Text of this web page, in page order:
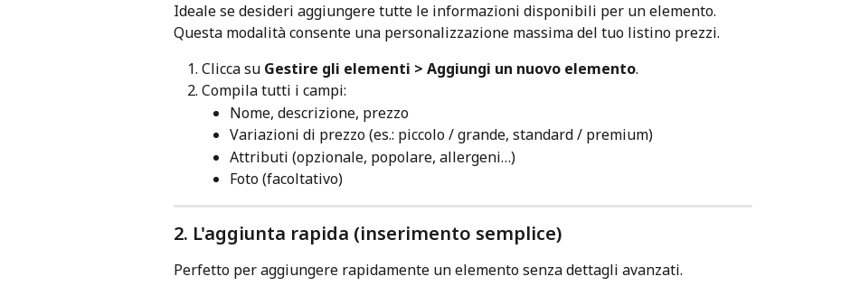
Ideale se desideri aggiungere tutte le informazioni disponibili per un elemento.
Questa modalità consente una personalizzazione massima del tuo listino prezzi.
Clicca su Gestire gli elementi > Aggiungi un nuovo elemento.
Compila tutti i campi:
Nome, descrizione, prezzo
Variazioni di prezzo (es.: piccolo / grande, standard / premium)
Attributi (opzionale, popolare, allergeni…)
Foto (facoltativo)
2. L'aggiunta rapida (inserimento semplice)
Perfetto per aggiungere rapidamente un elemento senza dettagli avanzati.